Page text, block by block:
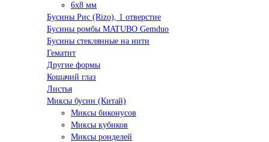
6x8 мм
Бусины Рис (Rizo), 1 отверстие
Бусины ромбы MATUBO Gemduo
Бусины стеклянные на нити
Гематит
Другие формы
Кошачий глаз
Листья
Миксы бусин (Китай)
Миксы биконусов
Миксы кубиков
Миксы ронделей